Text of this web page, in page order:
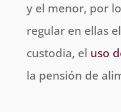
y el menor, por
regular en ellas
custodia, el uso
la pensión de